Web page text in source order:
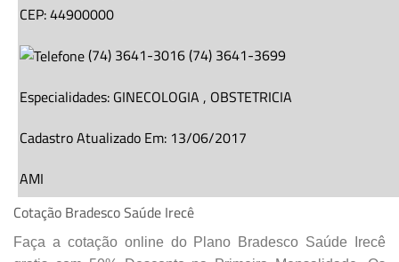
CEP: 44900000
(74) 3641-3016(74) 3641-3699
Especialidades: GINECOLOGIA , OBSTETRICIA
Cadastro Atualizado Em: 13/06/2017
AMI
AVENIDA CARAIBAS,285, CENTRO, IRECE–BA
Cotação Bradesco Saúde Irecê
Faça a cotação online do Plano Bradesco Saúde Irecê